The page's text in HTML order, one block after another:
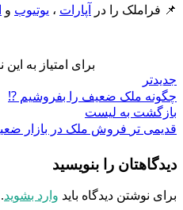
📌 فراملک را در آپارات ، یوتیوب و
برای امتیاز به
جدیدتر
چگونه ملک ضعیف را بفروشیم ⁉️
بازگشت به لیست
قدیمی تر فروش ملک در بازار
دیدگاهتان را بنویسید
برای نوشتن دیدگاه باید وارد بشوید.